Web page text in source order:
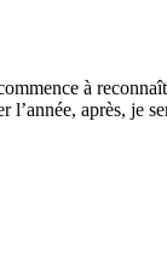
à
après, je